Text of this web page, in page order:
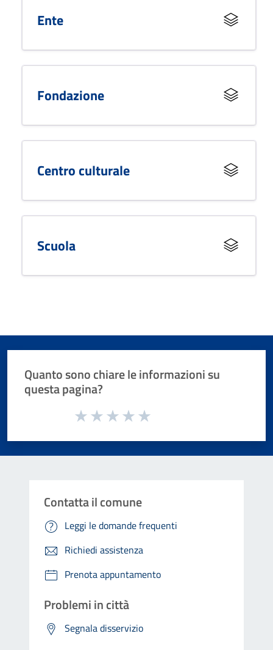
Ente
Fondazione
Centro culturale
Scuola
Quanto sono chiare le informazioni su
questa pagina?
Valuta da 1 a 5 stelle la pagina
Contatta il comune
Leggi le domande frequenti
Richiedi assistenza
Prenota appuntamento
Problemi in città
Segnala disservizio